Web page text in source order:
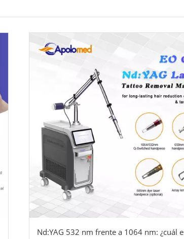
Nd:YAG 532 nm frente a 1064 nm: ¿cuál